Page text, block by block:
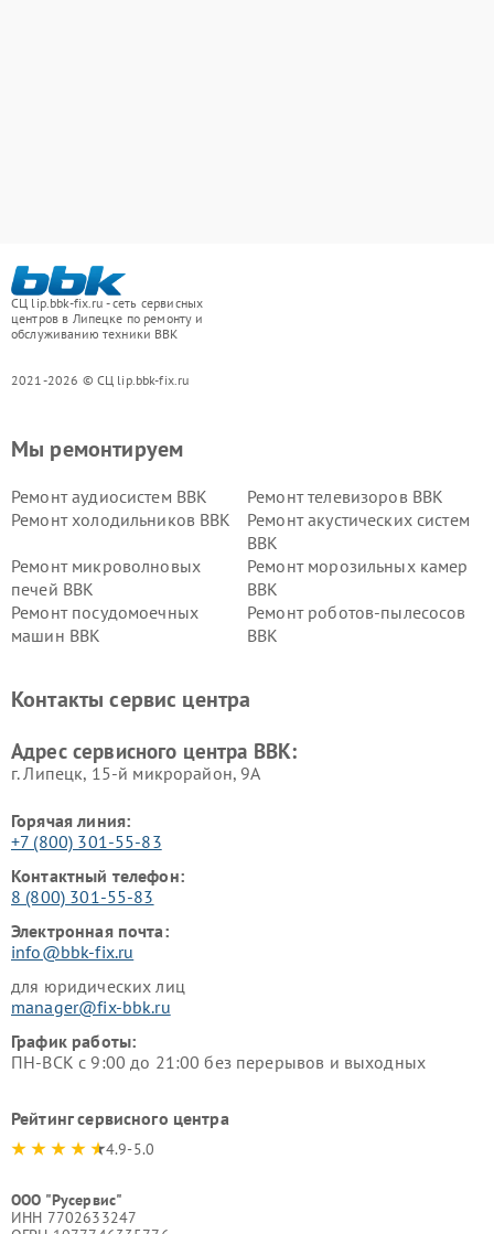
СЦ lip.bbk-fix.ru - сеть сервисных
центров в Липецке по ремонту и
обслуживанию техники BBK
2021-2026 © СЦ lip.bbk-fix.ru
Мы ремонтируем
Ремонт аудиосистем BBK
Ремонт телевизоров BBK
Ремонт холодильников BBK
Ремонт акустических систем
BBK
Ремонт микроволновых
печей BBK
Ремонт морозильных камер
BBK
Ремонт посудомоечных
машин BBK
Ремонт роботов-пылесосов
BBK
Ремонт винных шкафов BBK
Контакты сервис центра
Адрес сервисного центра BBK:
г. Липецк, 15-й микрорайон, 9А
Горячая линия:
+7 (800) 301-55-83
Контактный телефон:
8 (800) 301-55-83
Электронная почта:
info@bbk-fix.ru
для юридических лиц
manager@fix-bbk.ru
График работы:
ПН-ВСК с 9:00 до 21:00 без перерывов и выходных
Рейтинг сервисного центра
4.9-5.0
ООО "Русервис"
ИНН 7702633247